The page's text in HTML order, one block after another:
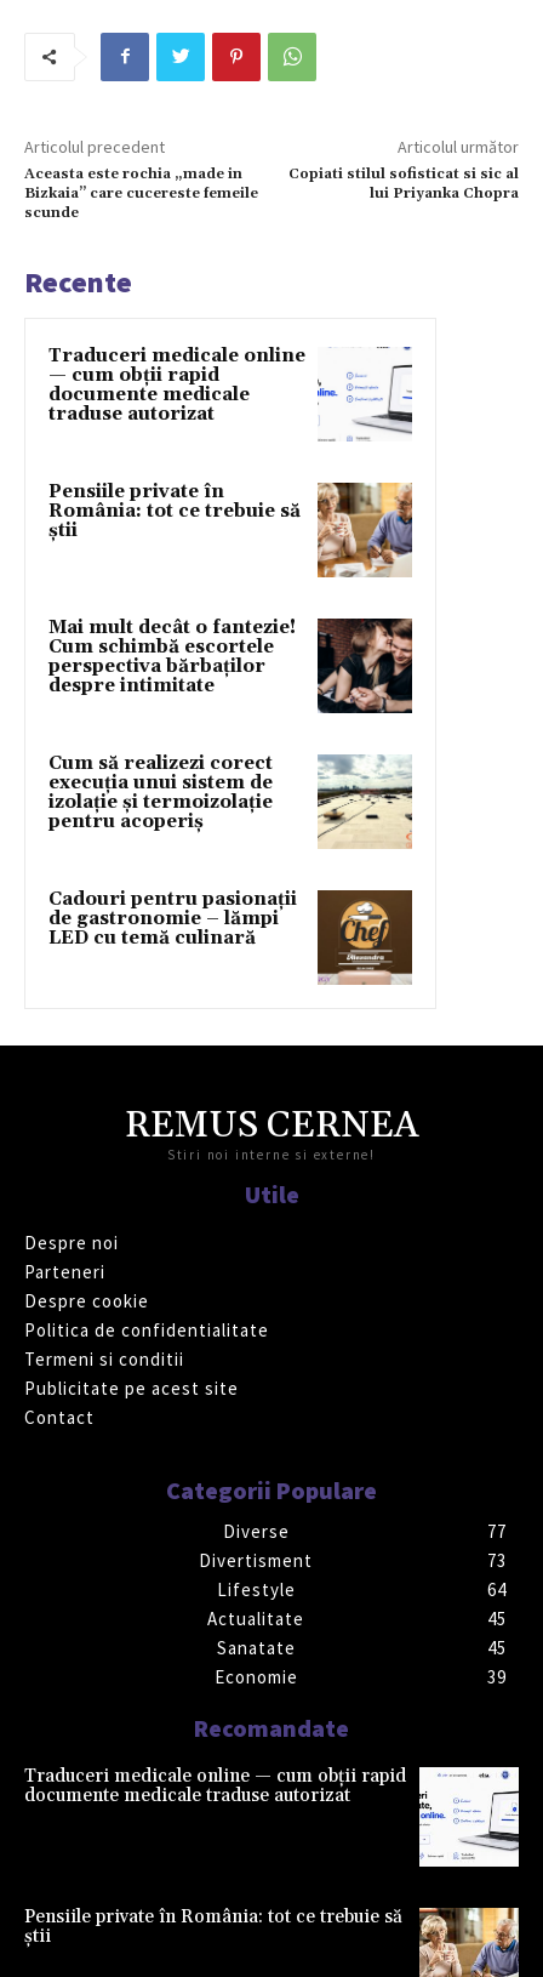
Articolul precedent
Aceasta este rochia „made in
Bizkaia” care cucereste femeile
scunde
Articolul următor
Copiati stilul sofisticat si sic al
lui Priyanka Chopra
Recente
Traduceri medicale online
— cum obții rapid
documente medicale
traduse autorizat
Pensiile private în
România: tot ce trebuie să
știi
Mai mult decât o fantezie!
Cum schimbă escortele
perspectiva bărbaților
despre intimitate
Cum să realizezi corect
execuția unui sistem de
izolație și termoizolație
pentru acoperiș
Cadouri pentru pasionații
de gastronomie – lămpi
LED cu temă culinară
REMUS CERNEA
Stiri noi interne si externe!
Utile
Despre noi
Parteneri
Despre cookie
Politica de confidentialitate
Termeni si conditii
Publicitate pe acest site
Contact
Categorii Populare
Diverse
77
Divertisment
73
Lifestyle
64
Actualitate
45
Sanatate
45
Economie
39
Recomandate
Traduceri medicale online — cum obții rapid
documente medicale traduse autorizat
Pensiile private în România: tot ce trebuie să
știi